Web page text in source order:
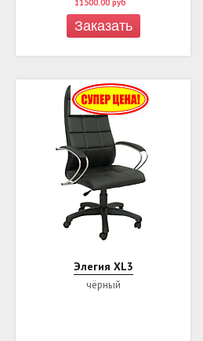
Заказать
Элегия XL3
чёрный